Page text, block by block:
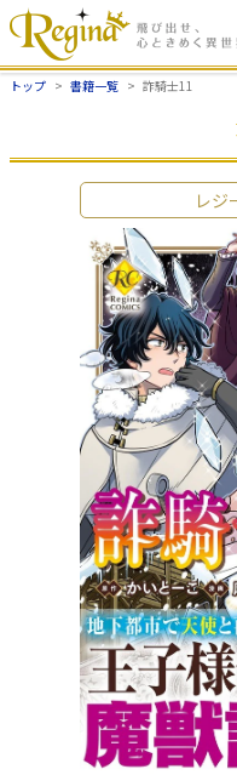
トップ 書籍一覧 詐騎士11
レジ